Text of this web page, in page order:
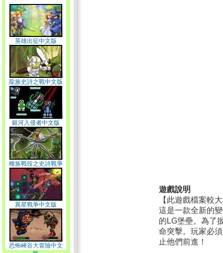
英雄出征中文版
龍族史詩之戰中文版
銀河入侵者中文版
種族戰役之史詩戰爭
中文版
異星戰爭中文版
恐怖峽谷大冒險中文
遊戲說明
【此遊戲檔案較
這是一款全新的
的LG堡壘。為了
命突擊。玩家必
止他們前進！